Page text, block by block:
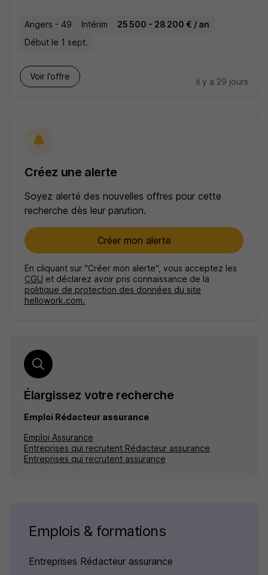
Angers - 49 Intérim
25 500 - 28 200 € / an
Début le 1 sept.
Voir l’offre
il y a 29 jours
Créez une alerte
Soyez alerté des nouvelles offres pour cette
recherche dès leur parution.
Créer mon alerte
En cliquant sur "Créer mon alerte", vous acceptez les
CGU et déclarez avoir pris connaissance de la
politique de protection des données du site
hellowork.com.
Élargissez votre recherche
Emploi Rédacteur assurance
Emploi Assurance
Entreprises qui recrutent Rédacteur assurance
Entreprises qui recrutent assurance
Emplois & formations
Entreprises Rédacteur assurance